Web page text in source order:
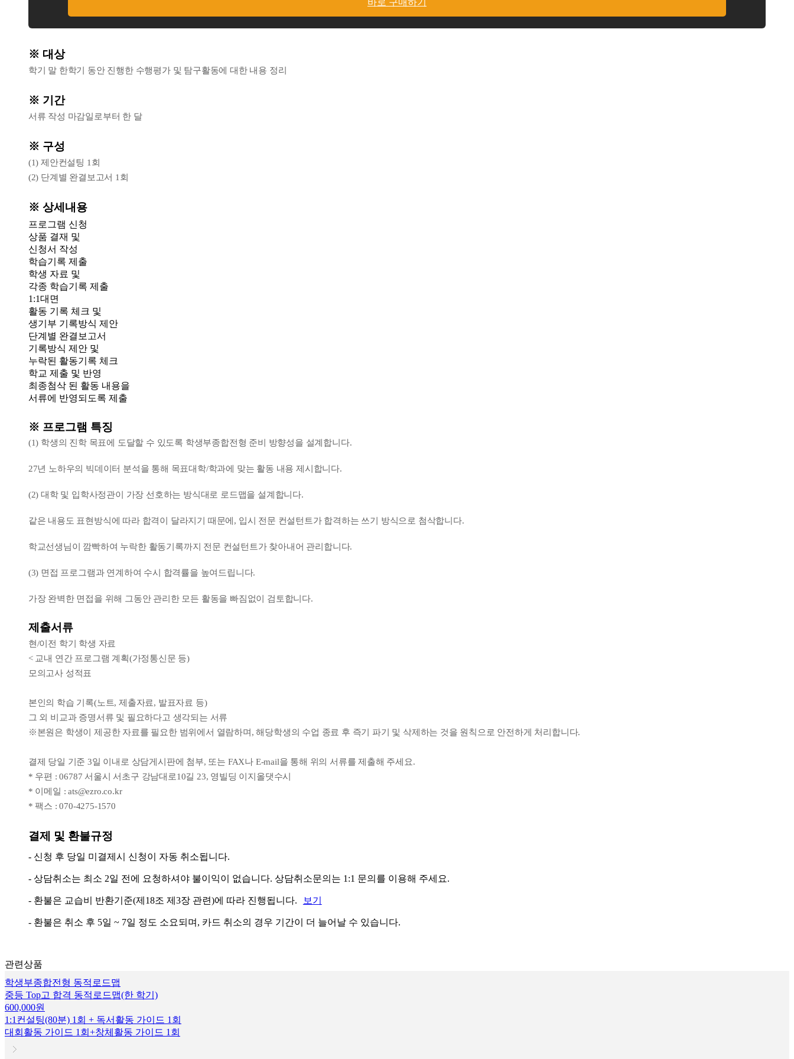
바로 구매하기
※ 대상
학기 말 한학기 동안 진행한 수행평가 및 탐구활동에 대한 내용 정리
※ 기간
서류 작성 마감일로부터 한 달
※ 구성
(1) 제안컨설팅 1회
(2) 단계별 완결보고서 1회
※ 상세내용
프로그램 신청
상품 결재 및
신청서 작성
학습기록 제출
학생 자료 및
각종 학습기록 제출
1:1대면
활동 기록 체크 및
생기부 기록방식 제안
단계별 완결보고서
기록방식 제안 및
누락된 활동기록 체크
학교 제출 및 반영
최종첨삭 된 활동 내용을
서류에 반영되도록 제출
※ 프로그램 특징
(1) 학생의 진학 목표에 도달할 수 있도록 학생부종합전형 준비 방향성을 설계합니다.
27년 노하우의 빅데이터 분석을 통해 목표대학/학과에 맞는 활동 내용 제시합니다.
(2) 대학 및 입학사정관이 가장 선호하는 방식대로 로드맵을 설계합니다.
같은 내용도 표현방식에 따라 합격이 달라지기 때문에, 입시 전문 컨설턴트가 합격하는 쓰기 방식으로 첨삭합니다.
학교선생님이 깜빡하여 누락한 활동기록까지 전문 컨설턴트가 찾아내어 관리합니다.
(3) 면접 프로그램과 연계하여 수시 합격률을 높여드립니다.
가장 완벽한 면접을 위해 그동안 관리한 모든 활동을 빠짐없이 검토합니다.
제출서류
현/이전 학기 학생 자료
< 교내 연간 프로그램 계획(가정통신문 등)
모의고사 성적표
본인의 학습 기록(노트, 제출자료, 발표자료 등)
그 외 비교과 증명서류 및 필요하다고 생각되는 서류
※본원은 학생이 제공한 자료를 필요한 범위에서 열람하며, 해당학생의 수업 종료 후 즉기 파기 및 삭제하는 것을 원칙으로 안전하게 처리합니다.
결제 당일 기준 3일 이내로 상담게시판에 첨부, 또는 FAX나 E-mail을 통해 위의 서류를 제출해 주세요.
* 우편 : 06787 서울시 서초구 강남대로10길 23, 영빌딩 이지올댓수시
* 이메일 : ats@ezro.co.kr
* 팩스 : 070-4275-1570
결제 및 환불규정
- 신청 후 당일 미결제시 신청이 자동 취소됩니다.
- 상담취소는 최소 2일 전에 요청하셔야 불이익이 없습니다. 상담취소문의는 1:1 문의를 이용해 주세요.
- 환불은 교습비 반환기준(제18조 제3장 관련)에 따라 진행됩니다. 보기
- 환불은 취소 후 5일 ~ 7일 정도 소요되며, 카드 취소의 경우 기간이 더 늘어날 수 있습니다.
관련상품
학생부종합전형 동적로드맵
중등 Top고 합격 동적로드맵(한 학기)
600,000원
1:1컨설팅(80분) 1회 + 독서활동 가이드 1회
대회활동 가이드 1회+창체활동 가이드 1회